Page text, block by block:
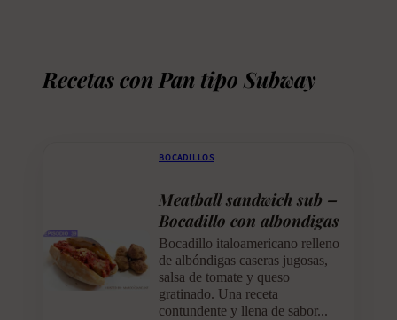
Recetas con Pan tipo Subway
BOCADILLOS
Meatball sandwich sub –
Bocadillo con albondigas
Bocadillo italoamericano relleno
de albóndigas caseras jugosas,
salsa de tomate y queso
gratinado. Una receta
contundente y llena de sabor...